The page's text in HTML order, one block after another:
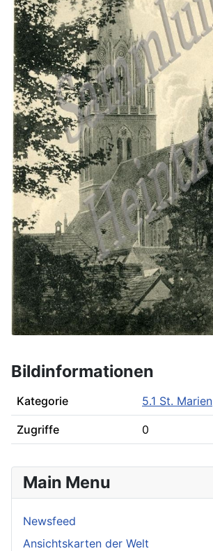
Bildinformationen
Kategorie 5.1 St. Marien
Zugriffe 0
Main Menu
Newsfeed
Ansichtskarten der Welt